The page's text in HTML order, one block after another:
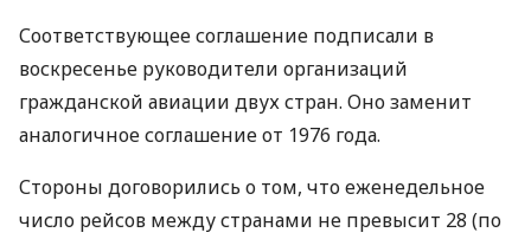
Соответствующее соглашение подписали в
воскресенье руководители организаций
гражданской авиации двух стран. Оно заменит
аналогичное соглашение от 1976 года.
Стороны договорились о том, что еженедельное
число рейсов между странами не превысит 28 (по